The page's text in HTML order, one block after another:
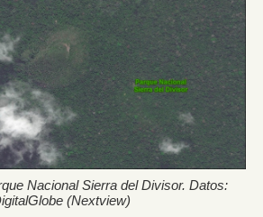
Nacional Sierra del Divisor. Datos:
(Nextview)